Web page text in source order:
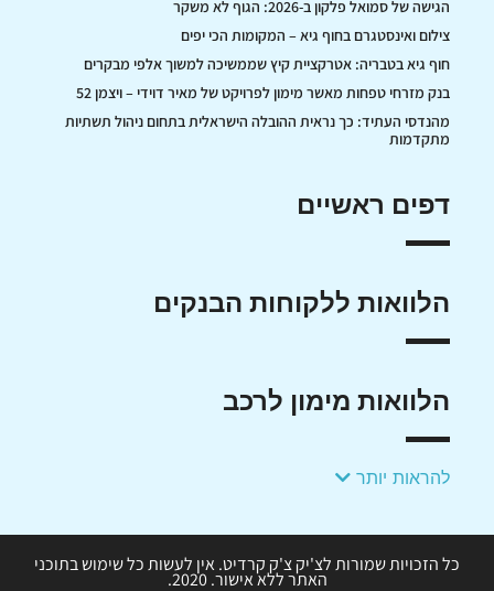
הגישה של סמואל פלקון ב-2026: הגוף לא משקר
צילום ואינסטגרם בחוף גיא – המקומות הכי יפים
חוף גיא בטבריה: אטרקציית קיץ שממשיכה למשוך אלפי מבקרים
בנק מזרחי טפחות מאשר מימון לפרויקט של מאיר דוידי – ויצמן 52
מהנדסי העתיד: כך נראית ההובלה הישראלית בתחום ניהול תשתיות
מתקדמות
דפים ראשיים
הלוואות ללקוחות הבנקים
הלוואות מימון לרכב
להראות יותר
כל הזכויות שמורות לצ'יק צ'ק קרדיט. אין לעשות כל שימוש בתוכני
האתר ללא אישור. 2020.